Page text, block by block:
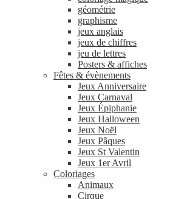
géométrie
graphisme
jeux anglais
jeux de chiffres
jeu de lettres
Posters & affiches
Fêtes & évènements
Jeux Anniversaire
Jeux Carnaval
Jeux Épiphanie
Jeux Halloween
Jeux Noël
Jeux Pâques
Jeux St Valentin
Jeux 1er Avril
Coloriages
Animaux
Cirque